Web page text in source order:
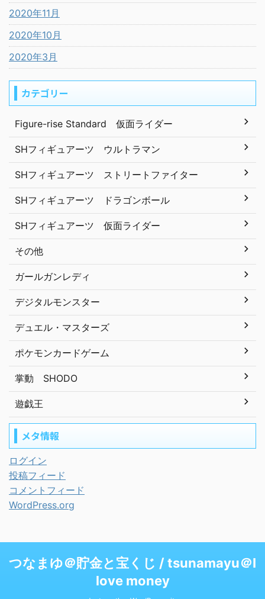
2020年11月
2020年10月
2020年3月
カテゴリー
Figure-rise Standard 仮面ライダー
SHフィギュアーツ ウルトラマン
SHフィギュアーツ ストリートファイター
SHフィギュアーツ ドラゴンボール
SHフィギュアーツ 仮面ライダー
その他
ガールガンレディ
デジタルモンスター
デュエル・マスターズ
ポケモンカードゲーム
掌動 SHODO
遊戯王
メタ情報
ログイン
投稿フィード
コメントフィード
WordPress.org
つなまゆ＠貯金と宝くじ / tsunamayu＠I
love money